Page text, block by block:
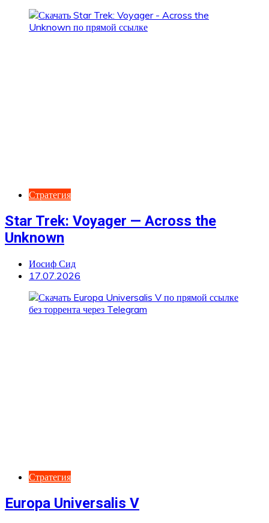
Стратегия
Star Trek: Voyager — Across the
Unknown
Иосиф Сид
17.07.2026
Стратегия
Europa Universalis V